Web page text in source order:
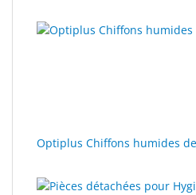
Optiplus Chiffons humides